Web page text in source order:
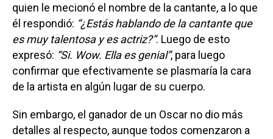
quien le mecionó el nombre de la cantante, a lo que
él respondió: “¿Estás hablando de la cantante que
es muy talentosa y es actriz?”. Luego de esto
expresó: “Si. Wow. Ella es genial”, para luego
confirmar que efectivamente se plasmaría la cara
de la artista en algún lugar de su cuerpo.
Sin embargo, el ganador de un Oscar no dio más
detalles al respecto, aunque todos comenzaron a